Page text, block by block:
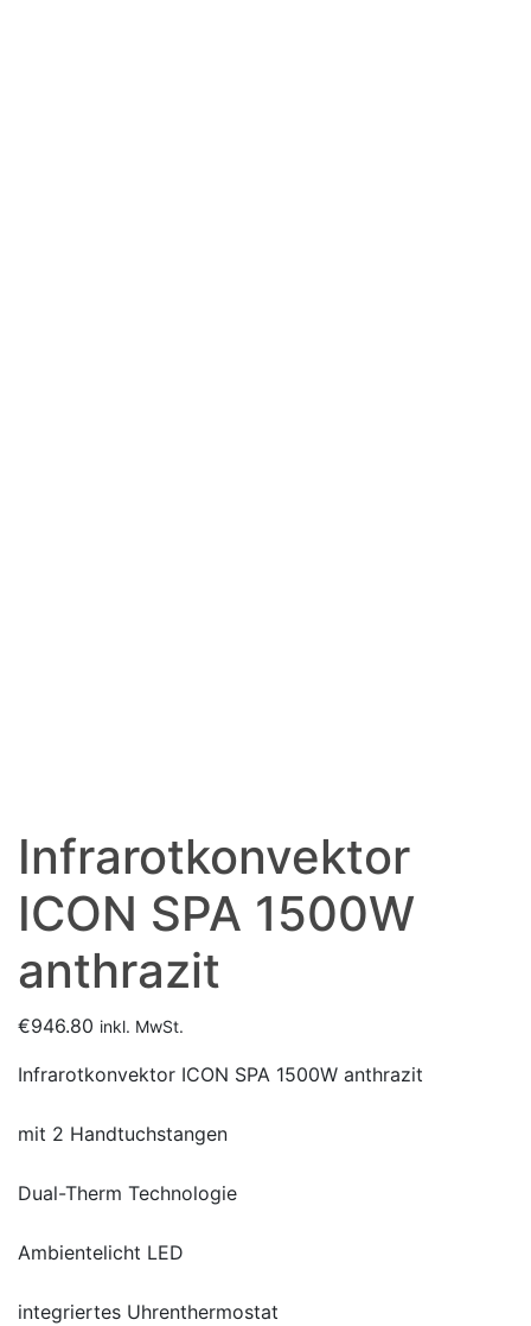
Infrarotkonvektor
ICON SPA 1500W
anthrazit
€946.80 inkl. MwSt.
Infrarotkonvektor ICON SPA 1500W anthrazit
mit 2 Handtuchstangen
Dual-Therm Technologie
Ambientelicht LED
integriertes Uhrenthermostat